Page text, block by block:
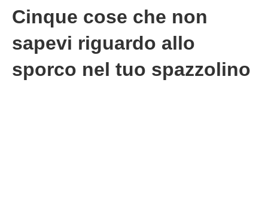
Cinque cose che non
sapevi riguardo allo
sporco nel tuo spazzolino